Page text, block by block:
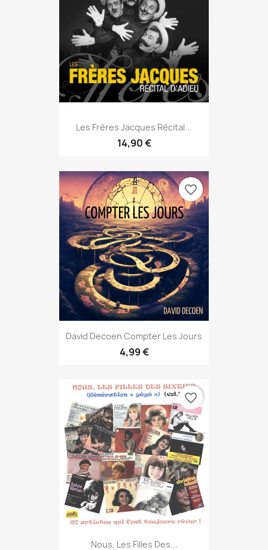
Les Frères Jacques Récital...
14,90 €
David Decoen Compter Les Jours
4,99 €
favorite_border
Nous, Les Filles Des...
favorite_border